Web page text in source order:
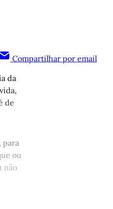
Compartilhar por email
da
de
para
ou
não